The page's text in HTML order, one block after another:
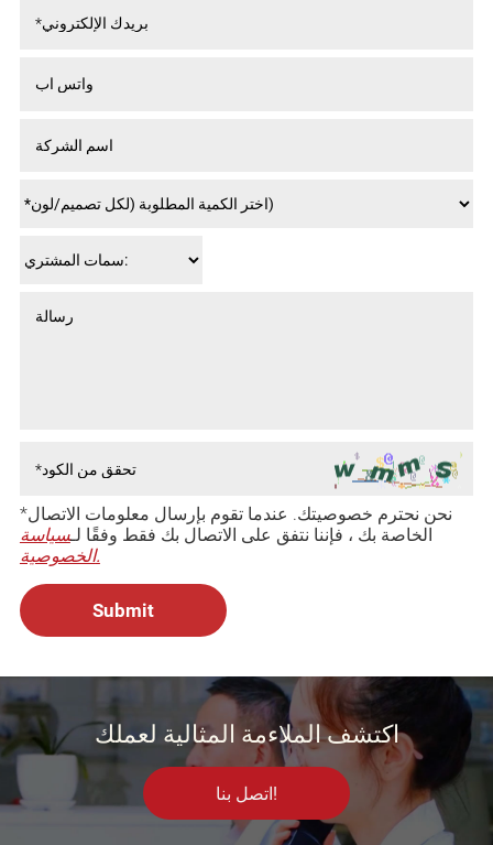
*نحن نحترم خصوصيتك. عندما تقوم بإرسال معلومات الاتصال
الخاصة بك ، فإننا نتفق على الاتصال بك فقط وفقًا لـسياسة
الخصوصية.
اكتشف الملاءمة المثالية لعملك
اتصل بنا!